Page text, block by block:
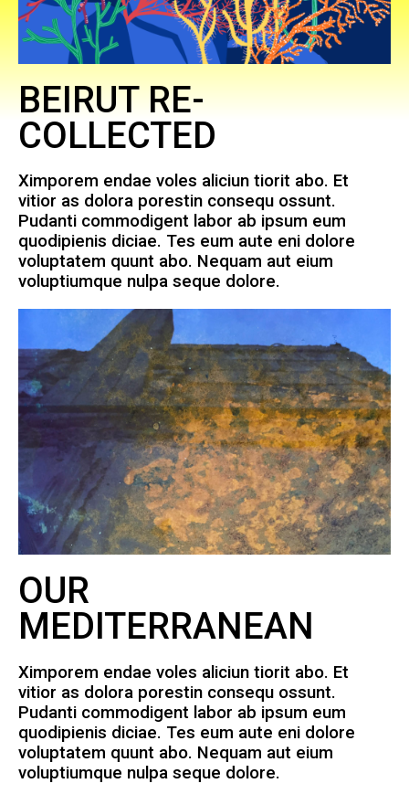
BEIRUT RE-
COLLECTED
Ximporem endae voles aliciun tiorit abo. Et
vitior as dolora porestin consequ ossunt.
Pudanti commodigent labor ab ipsum eum
quodipienis diciae. Tes eum aute eni dolore
voluptatem quunt abo. Nequam aut eium
voluptiumque nulpa seque dolore.
OUR
MEDITERRANEAN
Ximporem endae voles aliciun tiorit abo. Et
vitior as dolora porestin consequ ossunt.
Pudanti commodigent labor ab ipsum eum
quodipienis diciae. Tes eum aute eni dolore
voluptatem quunt abo. Nequam aut eium
voluptiumque nulpa seque dolore.